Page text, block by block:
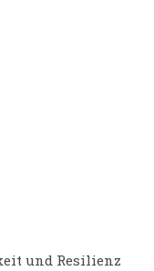
und Resilienz